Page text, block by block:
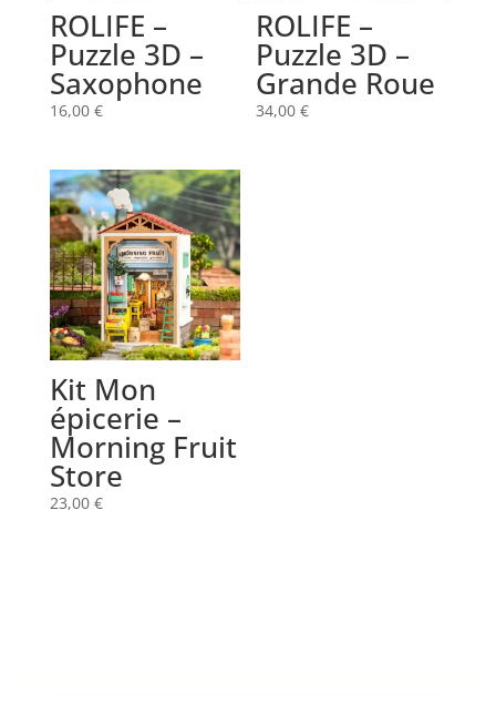
ROLIFE –
Puzzle 3D –
Saxophone
16,00 €
ROLIFE –
Puzzle 3D –
Grande Roue
34,00€
Kit Mon
épicerie –
Morning Fruit
Store
23,00 €